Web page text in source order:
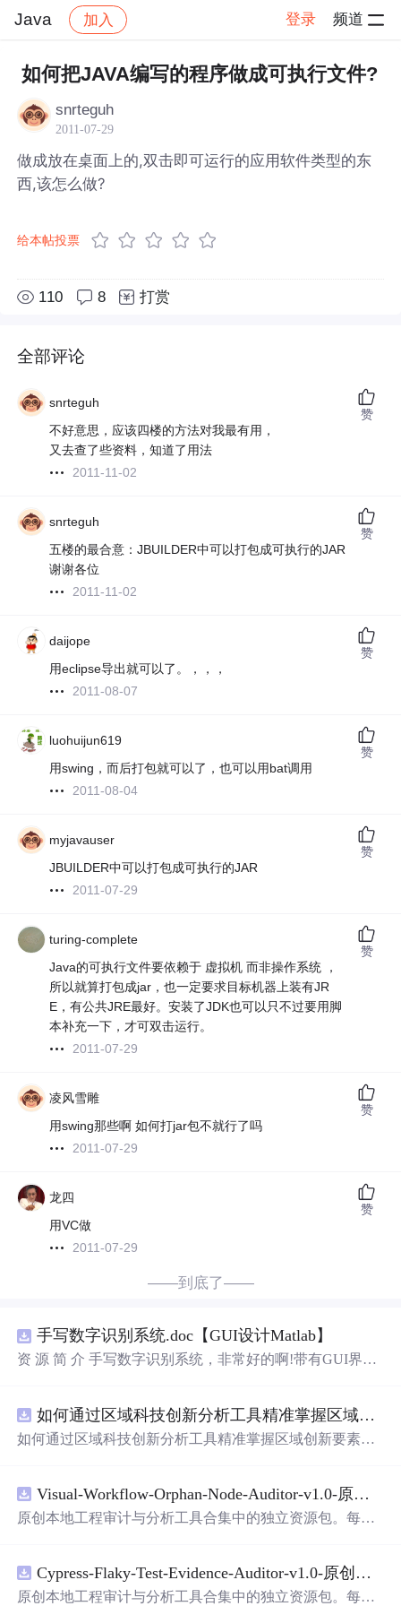
Java 加入 登录 频道
社区 Java 帖子详情
如何把JAVA编写的程序做成可执行文件?
snrteguh
2011-07-29
做成放在桌面上的,双击即可运行的应用软件类型的东
西,该怎么做?
给本帖投票
110 8 打赏
全部评论
snrteguh
不好意思，应该四楼的方法对我最有用，
又去查了些资料，知道了用法
2011-11-02
赞
snrteguh
五楼的最合意：JBUILDER中可以打包成可执行的JAR
谢谢各位
2011-11-02
赞
daijope
用eclipse导出就可以了。，，，
2011-08-07
赞
luohuijun619
用swing，而后打包就可以了，也可以用bat调用
2011-08-04
赞
myjavauser
JBUILDER中可以打包成可执行的JAR
2011-07-29
赞
turing-complete
Java的可执行文件要依赖于 虚拟机 而非操作系统 ，
所以就算打包成jar，也一定要求目标机器上装有JR
E，有公共JRE最好。安装了JDK也可以只不过要用脚
本补充一下，才可双击运行。
2011-07-29
赞
凌风雪雕
用swing那些啊 如何打jar包不就行了吗
2011-07-29
赞
龙四
用VC做
2011-07-29
赞
——到底了——
手写数字识别系统.doc【GUI设计Matlab】
资 源 简 介 手写数字识别系统，非常好的啊!带有GUI界
带有直观的图形用户界面（GUI），非常容易使用。你只
需要将手写数字输入系统，它将立即给出准确的识别结
是一个非常方便和实用的工具，你一定会喜欢它的！
如何通过区域科技创新分析工具精准掌握区域创新要素分布与产业链融合现状？.docx
如何通过区域科技创新分析工具精准掌握区域创新要素分
Visual-Workflow-Orphan-Node-Auditor-v1.0-原创源码与文档.zip
原创本地工程审计与分析工具合集中的独立资源包。每个
README、运行说明、功能清单、MIT License及原创与授
权声明。解压后进入project目录，执行npm test验证算法，
Cypress-Flaky-Test-Evidence-Auditor-v1.0-原创源码与文档.zip
原创本地工程审计与分析工具合集中的独立资源包。每个